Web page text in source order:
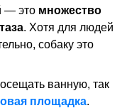
— это множество
. Хотя для людей
собаку это
ванную, так
площадка.